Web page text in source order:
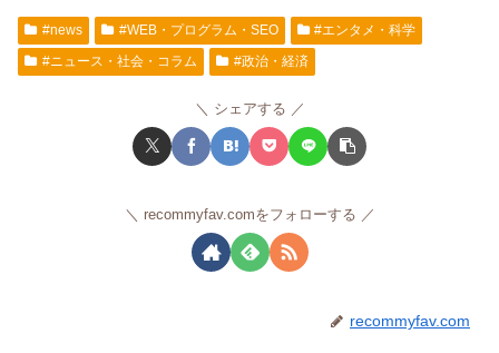
#news #WEB・プログラム・SEO
#エンタメ・科学
#ニュース・社会・コラム
#政治・経済
シェアする
recommyfav.comをフォローする
recommyfav.com